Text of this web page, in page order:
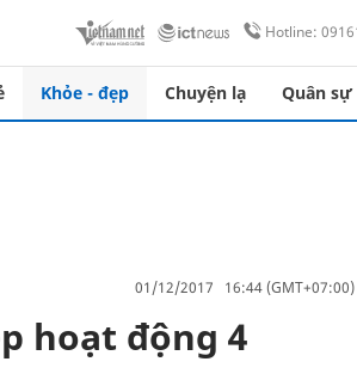
Hotline:
Khỏe - đẹp Chuyện lạ Quân sự
01/12/2017 16:44 (GMT+07:00)
hoạt động 4